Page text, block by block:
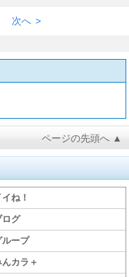
次へ >
ページの先頭へ ▲
イね！
ログ
ループ
んカラ＋